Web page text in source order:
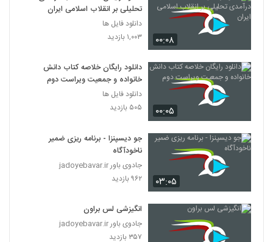
۰۰:۰۸
تحلیلی بر انقلاب اسلامی ایران
دانلود فایل ها
۱,۰۰۳ بازدید
۰۰:۰۵
دانلود رایگان خلاصه کتاب دانش
خانواده و جمعیت ویراست دوم
دانلود فایل ها
۵۰۵ بازدید
۰۳:۰۵
جو دیسپنزا - برنامه ریزی ضمیر
ناخودآگاه
جادوی باور jadoyebavar.ir
۹۶۲ بازدید
انگیزشی لس براون
جادوی باور jadoyebavar.ir
۳۵۷ بازدید